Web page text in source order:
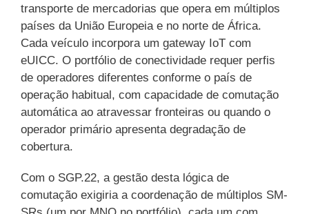
transporte de mercadorias que opera em múltiplos
países da União Europeia e no norte de África.
Cada veículo incorpora um gateway IoT com
eUICC. O portfólio de conectividade requer perfis
de operadores diferentes conforme o país de
operação habitual, com capacidade de comutação
automática ao atravessar fronteiras ou quando o
operador primário apresenta degradação de
cobertura.
Com o SGP.22, a gestão desta lógica de
comutação exigiria a coordenação de múltiplos SM-